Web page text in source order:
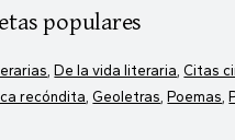
populares
De la vida literaria Citas
recóndita Geoletras Poemas